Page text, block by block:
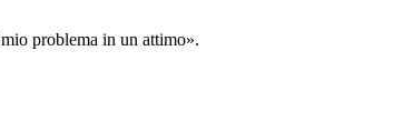
problema in un attimo».